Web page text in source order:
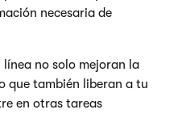
necesaria de
línea no solo mejoran la
que también liberan a tu
en otras tareas